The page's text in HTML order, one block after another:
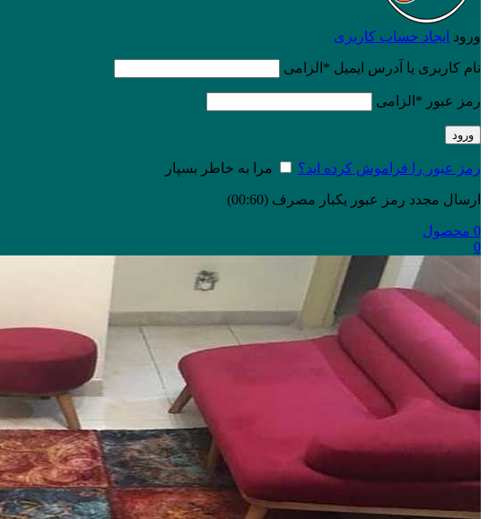
ورود ایجاد حساب کاربری
نام کاربری یا آدرس ایمیل * الزامی
رمز عبور * الزامی
ورود
رمز عبور را فراموش کرده اید؟ مرا به خاطر بسپار
ارسال مجدد رمز عبور یکبار مصرف (00:
60
)
0 محصول
0